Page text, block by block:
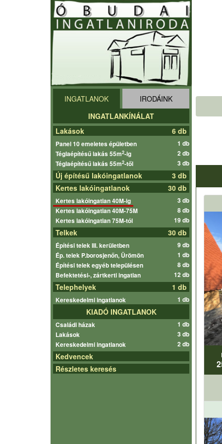
INGATLANOK
IRODÁINK
INGATLANKÍNÁLAT
Lakások
6 db
Panel 10 emeletes épületben
1 db
Téglaépítésű lakás 55m2-ig
2 db
Téglaépítésű lakás 55m2-től 3 db
Új építésű lakóingatlanok
3 db
Kertes lakóingatlanok
30 db
Kertes lakóingatlan 40M-ig
3 db
Kertes lakóingatlan 40M-75M
8 db
Kertes lakóingatlan 75M-tól
19 db
Telkek 30 db
Építési telek III. kerületben
9 db
Ép. telek P.borosjenőn, Ürömön
1 db
Építési telek egyéb településen
8 db
Befektetési-, zártkerti ingatlan
12 db
Telephelyek 1 db
Kereskedelmi ingatlanok 1 db
KIADÓ INGATLANOK
Családi házak
1 db
Lakások
3 db
Kereskedelmi ingatlanok
2 db
Kedvencek
Részletes keresés